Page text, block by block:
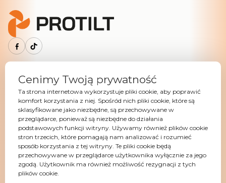
Menu Główne
Tiltrotator
Szybkozłącza
Osprzęt hydrauliczny
Osprzęt mechaniczny
Wyposażenie
O Nas
Serwis
Cenimy Twoją prywatność
Ta strona internetowa wykorzystuje pliki cookie, aby poprawić
komfort korzystania z niej. Spośród nich pliki cookie, które są
sklasyfikowane jako niezbędne, są przechowywane w
przeglądarce, ponieważ są niezbędne do działania
podstawowych funkcji witryny. Używamy również plików cookie
stron trzecich, które pomagają nam analizować i rozumieć
sposób korzystania z tej witryny. Te pliki cookie będą
przechowywane w przeglądarce użytkownika wyłącznie za jego
zgodą. Użytkownik ma również możliwość rezygnacji z tych
plików cookie.